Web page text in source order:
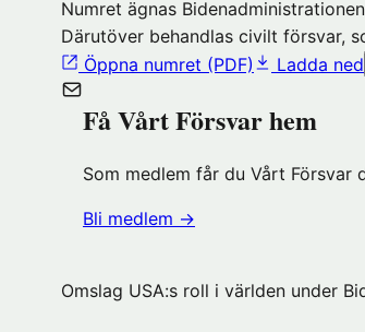
Numret ägnas
Därutöver behandlas civilt försvar,
Öppna numret (PDF)
Ladda ned
Få Vårt Försvar hem
Som medlem får du Vårt Försvar
Bli medlem →
fönster
Omslag USA:s roll i världen under